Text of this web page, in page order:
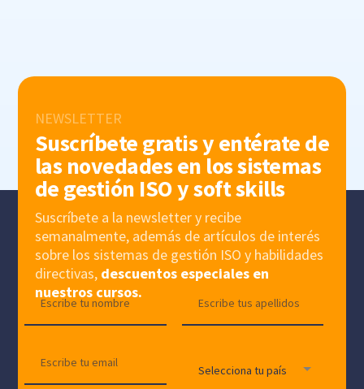
NEWSLETTER
Suscríbete gratis y entérate de
las novedades en los sistemas
de gestión ISO y soft skills
Suscríbete a la newsletter y recibe
semanalmente, además de artículos de interés
sobre los sistemas de gestión ISO y habilidades
directivas, descuentos especiales en
nuestros cursos.